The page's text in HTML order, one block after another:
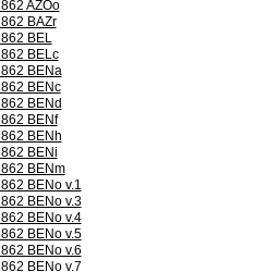
862 AZOo
862 BAZr
862 BEL
862 BELc
862 BENa
862 BENc
862 BENd
862 BENf
862 BENh
862 BENi
862 BENm
862 BENo v.1
862 BENo v.3
862 BENo v.4
862 BENo v.5
862 BENo v.6
862 BENo v.7